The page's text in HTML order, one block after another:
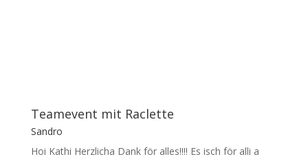
Teamevent mit Raclette
Sandro
Hoi Kathi Herzlicha Dank för alles!!!! Es isch för alli a